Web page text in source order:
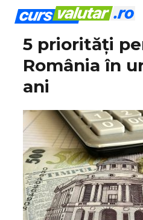
5 priorități
România în
ani